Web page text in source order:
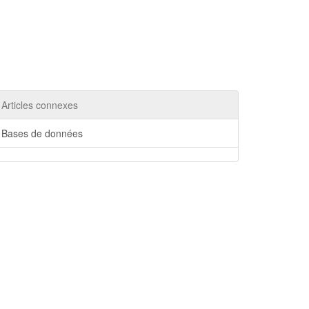
Articles connexes
Bases de données